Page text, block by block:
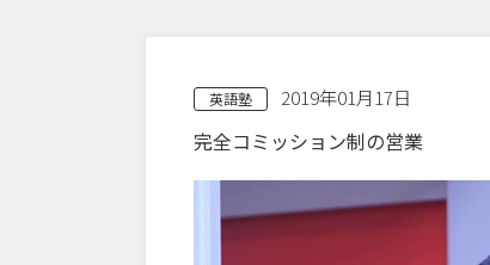
英語塾 2019年01月17日
完全コミッション制の営業